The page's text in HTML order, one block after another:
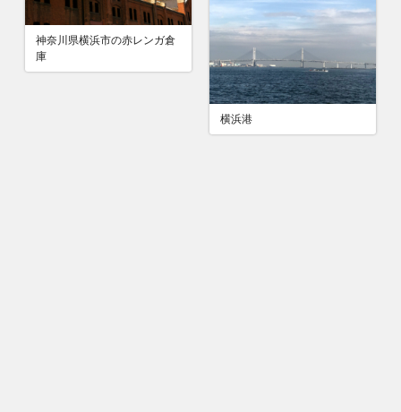
横浜港
神奈川県横浜市の赤レンガ倉
庫